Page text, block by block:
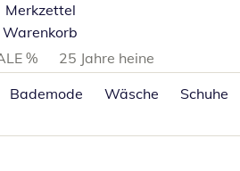
Merkzettel
Warenkorb
%
25 Jahre heine
Bademode Wäsche Schuhe